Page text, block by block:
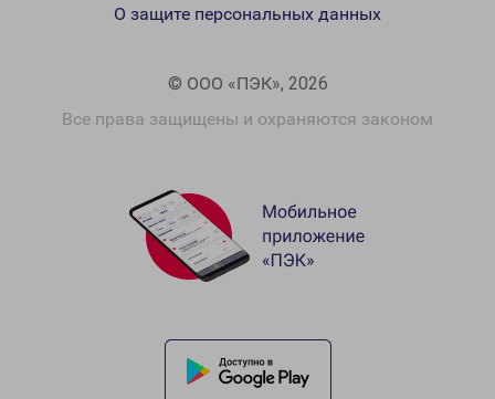
© ООО «ПЭК», 2026
Все права защищены и охраняются законом
О защите персональных данных